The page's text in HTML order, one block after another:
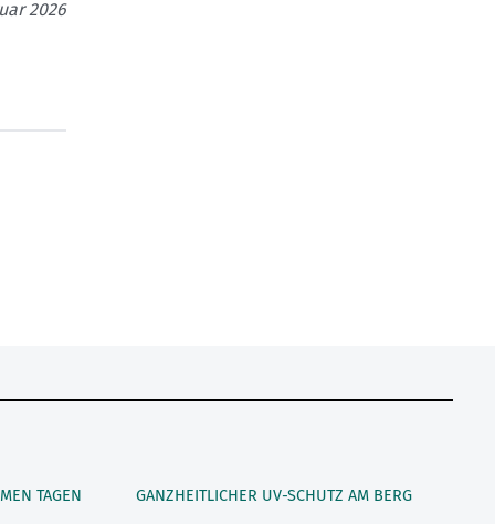
2026
TAGEN GANZHEITLICHER UV-SCHUTZ AM BERG